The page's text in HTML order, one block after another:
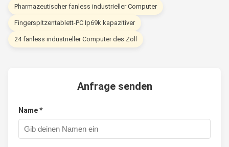
Pharmazeutischer fanless industrieller Computer
Fingerspitzentablett-PC Ip69k kapazitiver
24 fanless industrieller Computer des Zoll
Anfrage senden
Name *